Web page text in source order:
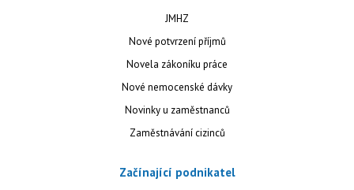
JMHZ
Nové potvrzení příjmů
Novela zákoníku práce
Nové nemocenské dávky
Novinky u zaměstnanců
Zaměstnávání cizinců
Začínající podnikatel